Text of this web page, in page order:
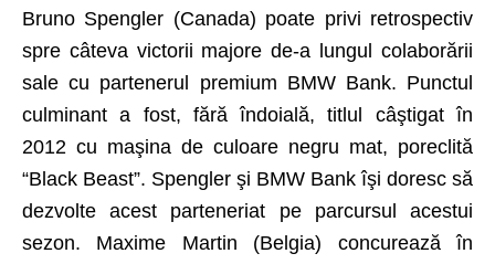
Bruno Spengler (Canada) poate privi retrospectiv
spre câteva victorii majore de-a lungul colaborării
sale cu partenerul premium BMW Bank. Punctul
culminant a fost, fără îndoială, titlul câştigat în
2012 cu maşina de culoare negru mat, poreclită
“Black Beast”. Spengler şi BMW Bank îşi doresc să
dezvolte acest parteneriat pe parcursul acestui
sezon. Maxime Martin (Belgia) concurează în